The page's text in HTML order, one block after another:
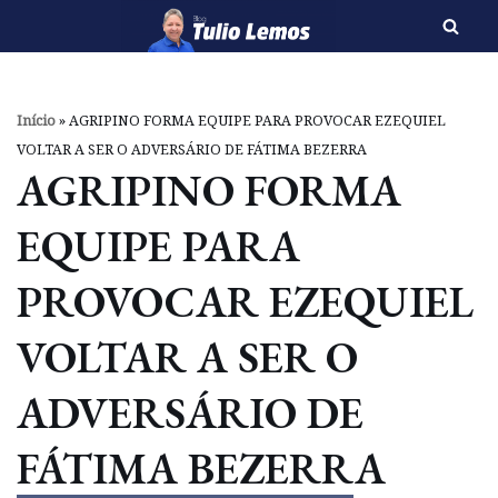
o
conteúdo
Início»AGRIPINO FORMA EQUIPE PARA PROVOCAR EZEQUIEL
VOLTAR A SER O ADVERSÁRIO DE FÁTIMA BEZERRA
AGRIPINO FORMA
EQUIPE PARA
PROVOCAR EZEQUIEL
VOLTAR A SER O
ADVERSÁRIO DE
FÁTIMA BEZERRA